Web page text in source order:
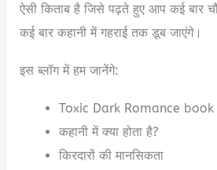
ऐसी किताब है जिसे पढ़ते हुए आप कई बार
कई बार कहानी में गहराई तक डूब जाएंगे।
इस ब्लॉग में हम जानेंगे:
Toxic Dark Romance
कहानी में क्या होता है?
किरदारों की मानसिकता